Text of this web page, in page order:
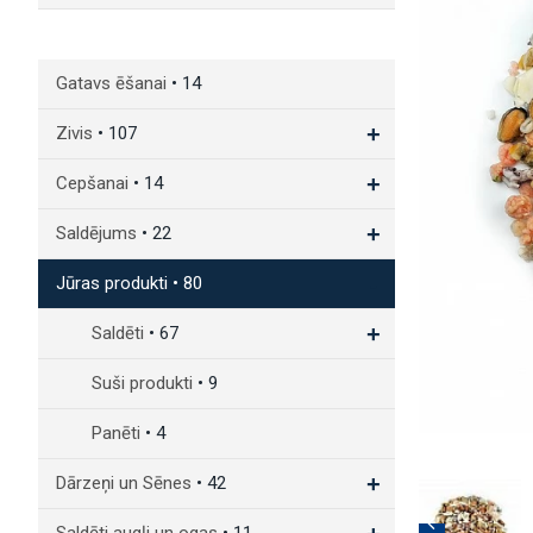
Gatavs ēšanai • 14
Zivis • 107 +
Cepšanai • 14 +
Saldējums • 22 +
Jūras produkti • 80
Saldēti • 67 +
Suši produkti • 9
Panēti • 4
Dārzeņi un Sēnes • 42 +